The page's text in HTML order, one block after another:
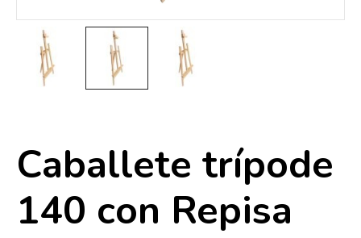
Caballete trípode
140 con Repisa